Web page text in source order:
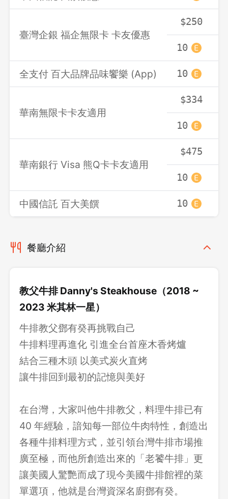
臺灣企銀 福企無限卡 卡友優惠
$250
10
全支付 百大品牌品味饗樂 (App) 10
華南無限卡卡友適用
$334
10
華南銀行 Visa 熊Q卡卡友適用
$475
10
中國信託 百大美饌 10
餐廳介紹
教父牛排 Danny's Steakhouse（2018 ~
2023 米其林一星）
牛排教父鄧有癸再挑戰自己
牛排料理再進化 引進全台首座木香烤爐
結合三種木頭 以美式炭火直烤
讓牛排回到最初的記憶與美好
在台灣，大家叫他牛排教父，料理牛排已有
40 年經驗，諳知每一部位牛肉特性，創造出
各種牛排料理方式，並引領台灣牛排市場推
廣至極，而他所創造出來的「老饕牛排」更
讓美國人驚艷而成了現今美國牛排館裡的菜
單選項，他就是台灣資深名廚鄧有癸。
確定要登出嗎？
先不要